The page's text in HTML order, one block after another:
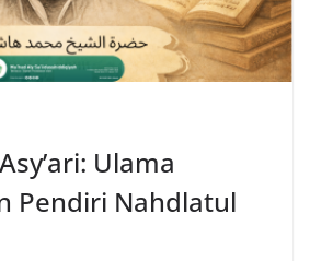
Ulama
Pendiri Nahdlatul